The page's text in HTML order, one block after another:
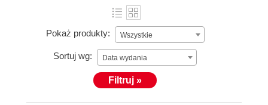
Pokaż produkty: Wszystkie
Sortuj wg: Data wydania
Filtruj »